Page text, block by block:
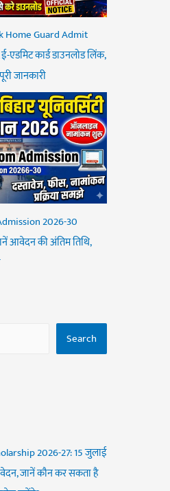
Home Guard Admit
एडमिट कार्ड डाउनलोड लिंक,
जानकारी
2026-30
आवेदन की अंतिम तिथि,
Search
2026-27: 15 जुलाई
जानें कौन कर सकता है